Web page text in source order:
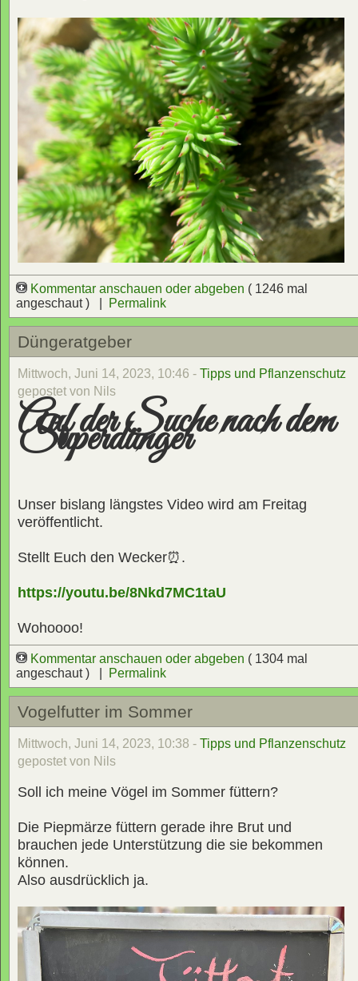
Kommentar anschauen oder abgeben ( 1246 mal
angeschaut ) |
Permalink
Düngeratgeber
Mittwoch, Juni 14, 2023, 10:46 - Tipps und Pflanzenschutz
gepostet von Nils
Auf der Suche nach dem
Superdünger
Unser bislang längstes Video wird am Freitag
veröffentlicht.
Stellt Euch den Wecker⏰.
https://youtu.be/8Nkd7MC1taU
Wohoooo!
Kommentar anschauen oder abgeben ( 1304 mal
angeschaut ) |
Permalink
Vogelfutter im Sommer
Mittwoch, Juni 14, 2023, 10:38 - Tipps und Pflanzenschutz
gepostet von Nils
Soll ich meine Vögel im Sommer füttern?
Die Piepmärze füttern gerade ihre Brut und
brauchen jede Unterstützung die sie bekommen
können.
Also ausdrücklich ja.